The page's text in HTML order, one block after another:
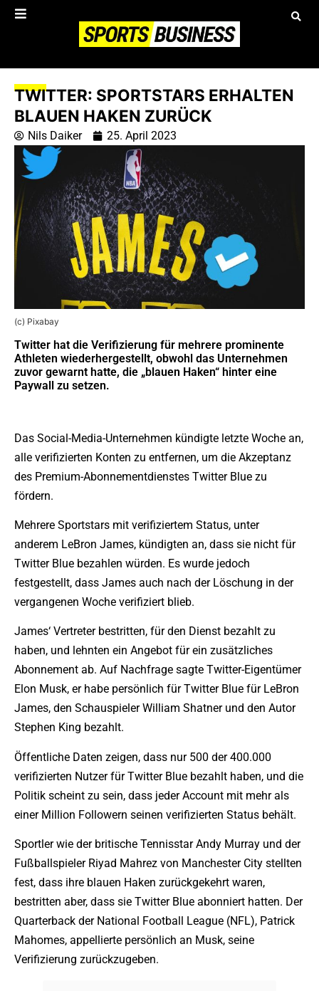
TWITTER: SPORTSTARS ERHALTEN
BLAUEN HAKEN ZURÜCK
Nils Daiker 25. April 2023
(c) Pixabay
Twitter hat die Verifizierung für mehrere prominente
Athleten wiederhergestellt, obwohl das Unternehmen
zuvor gewarnt hatte, die „blauen Haken“ hinter eine
Paywall zu setzen.
Das Social-Media-Unternehmen kündigte letzte Woche an,
alle verifizierten Konten zu entfernen, um die Akzeptanz
des Premium-Abonnementdienstes Twitter Blue zu
fördern.
Mehrere Sportstars mit verifiziertem Status, unter
anderem LeBron James, kündigten an, dass sie nicht für
Twitter Blue bezahlen würden. Es wurde jedoch
festgestellt, dass James auch nach der Löschung in der
vergangenen Woche verifiziert blieb.
James‘ Vertreter bestritten, für den Dienst bezahlt zu
haben, und lehnten ein Angebot für ein zusätzliches
Abonnement ab. Auf Nachfrage sagte Twitter-Eigentümer
Elon Musk, er habe persönlich für Twitter Blue für LeBron
James, den Schauspieler William Shatner und den Autor
Stephen King bezahlt.
Öffentliche Daten zeigen, dass nur 500 der 400.000
verifizierten Nutzer für Twitter Blue bezahlt haben, und die
Politik scheint zu sein, dass jeder Account mit mehr als
einer Million Followern seinen verifizierten Status behält.
Sportler wie der britische Tennisstar Andy Murray und der
Fußballspieler Riyad Mahrez von Manchester City stellten
fest, dass ihre blauen Haken zurückgekehrt waren,
bestritten aber, dass sie Twitter Blue abonniert hatten. Der
Quarterback der National Football League (NFL), Patrick
Mahomes, appellierte persönlich an Musk, seine
Verifizierung zurückzugeben.